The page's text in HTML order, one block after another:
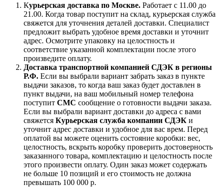
Курьерская доставка по Москве. Работает с 11.00 до
21.00. Когда товар поступит на склад, курьерская служба
свяжется для уточнения деталей доставки. Специалист
предложит выбрать удобное время доставки и уточнит
адрес. Осмотрите упаковку на целостность и
соответствие указанной комплектации после этого
произведите оплату.
Доставка транспортной компанией СДЭК в регионы
Р.Ф. Если вы выбрали вариант забрать заказ в пункте
выдачи заказов, то когда ваш заказ будет доставлен в
пункт выдачи, на ваш мобильный номер телефона
поступит СМС сообщение о готовности выдачи заказа.
Если вы выбрали вариант доставки до адреса с вами
свяжется Курьерская служба компании СДЭК и
уточнит адрес доставки и удобное для вас врем. Перед
оплатой вы можете оценить состояние коробки: вес,
целостность, вскрыть коробку проверить достоверность
заказанного товара, комплектацию и целостность после
этого произвести оплату. Один заказ может содержать
не больше 10 позиций и его стоимость не должна
превышать 100 000 р.